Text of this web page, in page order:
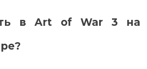
в Art of War 3 на